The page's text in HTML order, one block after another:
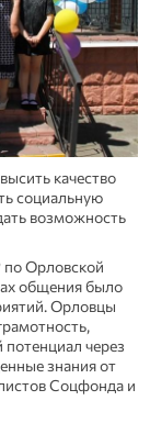
качество
социальную
возможность
Орловской
общения было
Орловцы
потенциал через
знания от
Соцфонда и